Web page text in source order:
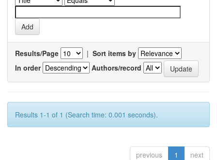
Results/Page | Sort items by
In order
Authors/record
Results 1-1 of 1 (Search time: 0.001 seconds).
previous 1 next